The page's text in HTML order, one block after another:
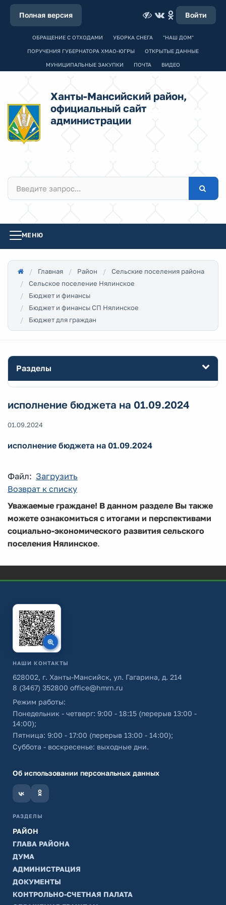
Полная версия Войти
ОБРАЩЕНИЕ С ОТХОДАМИ УБОРКА СНЕГА "НАШ ДОМ"
ПОРУЧЕНИЯ ГУБЕРНАТОРА ХМАО-ЮГРЫ ОТКРЫТЫЕ ДАННЫЕ
МУНИЦИПАЛЬНЫЕ ЗАКУПКИ ПОЧТА ВИДЕО
Ханты-Мансийский район,
официальный сайт
администрации
МЕНЮ
Главная Район
Сельские поселения района
Сельское поселение Нялинское
Бюджет и финансы
Бюджет и финансы СП Нялинское
Бюджет для граждан
Разделы
исполнение бюджета на 01.09.2024
01.09.2024
исполнение бюджета на 01.09.2024
Файл: Загрузить
Возврат к списку
Уважаемые граждане! В данном разделе Вы также
можете ознакомиться с итогами и перспективами
социально-экономического развития сельского
поселения Нялинское.
НАШИ КОНТАКТЫ
628002, г. Ханты-Мансийск, ул. Гагарина, д. 214
8 (3467) 352800 office@hmrn.ru
Режим работы:
Понедельник - четверг: 9:00 - 18:15 (перерыв 13:00 -
14:00);
Пятница: 9:00 - 17:00 (перерыв 13:00 - 14:00);
Суббота - воскресенье: выходные дни.
Об использовании персональных данных
РАЗДЕЛЫ
РАЙОН
ГЛАВА РАЙОНА
ДУМА
АДМИНИСТРАЦИЯ
ДОКУМЕНТЫ
КОНТРОЛЬНО-СЧЕТНАЯ ПАЛАТА